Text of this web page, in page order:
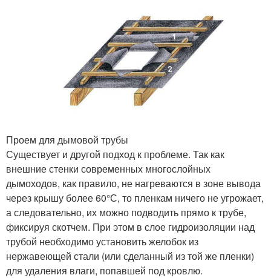
Проем для дымовой трубы
Существует и другой подход к проблеме. Так как
внешние стенки современных многослойных
дымоходов, как правило, не нагреваются в зоне вывода
через крышу более 60°С, то пленкам ничего не угрожает,
а следовательно, их можно подводить прямо к трубе,
фиксируя скотчем. При этом в слое гидроизоляции над
трубой необходимо установить желобок из
нержавеющей стали (или сделанный из той же пленки)
для удаления влаги, попавшей под кровлю.